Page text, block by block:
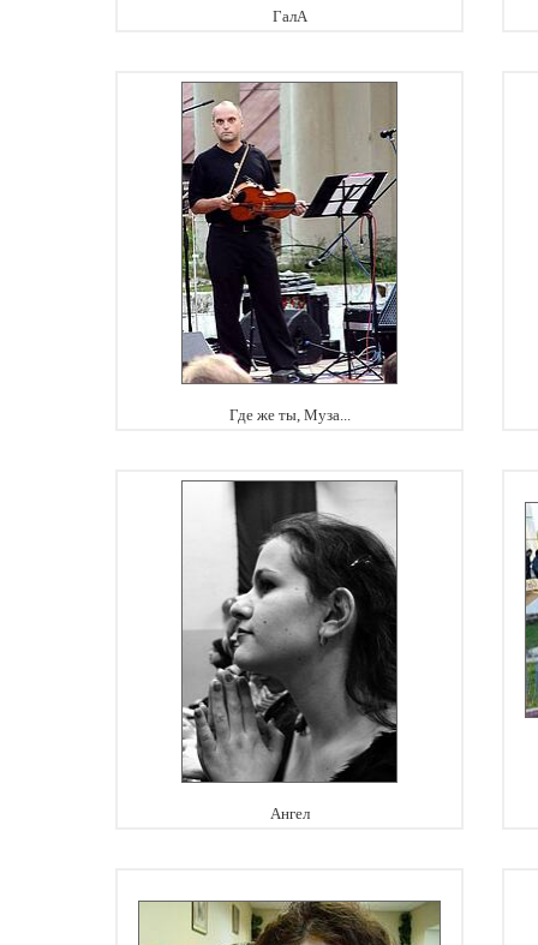
ГалА
Где же ты, Муза...
Ангел